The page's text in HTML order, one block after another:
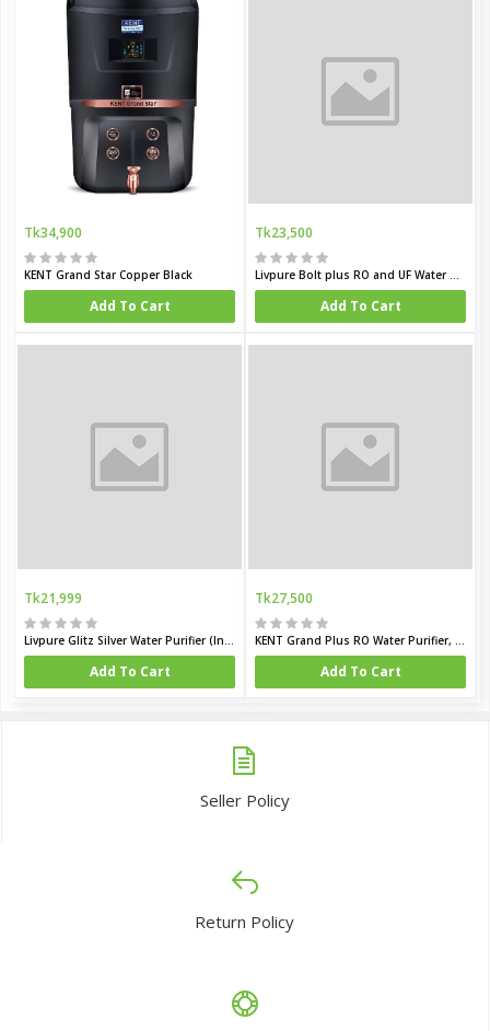
Tk34,900
KENT Grand Star Copper Black
Add To Cart
Tk23,500
Livpure Bolt plus RO and UF Water Purifier (Indian)
Add To Cart
Tk21,999
Livpure Glitz Silver Water Purifier (Indian)
Add To Cart
Tk27,500
KENT Grand Plus RO Water Purifier, White
Add To Cart
Seller Policy
Return Policy